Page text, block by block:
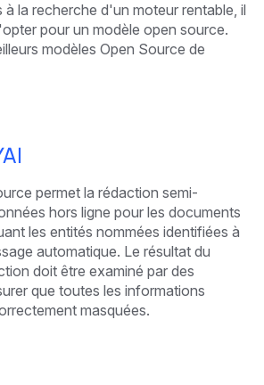
à la recherche d'un moteur rentable, il
pour un modèle open source.
modèles Open Source de
permet la rédaction semi-
hors ligne pour les documents
les entités nommées identifiées à
automatique. Le résultat du
doit être examiné par des
que toutes les informations
masquées.